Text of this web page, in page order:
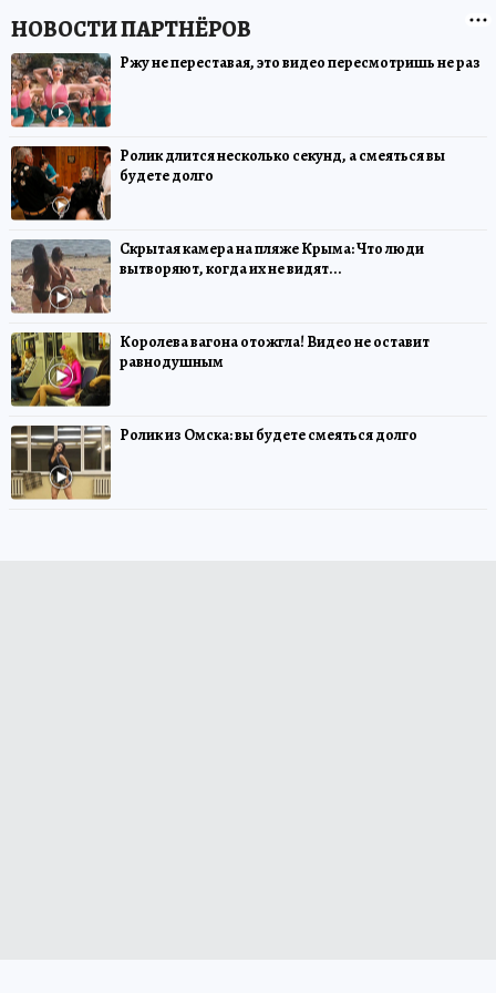
Ржу не переставая, это видео пересмотришь не раз
Ролик длится несколько секунд, а смеяться вы
будете долго
Скрытая камера на пляже Крыма: Что люди
вытворяют, когда их не видят...
Королева вагона отожгла! Видео не оставит
равнодушным
Ролик из Омска: вы будете смеяться долго